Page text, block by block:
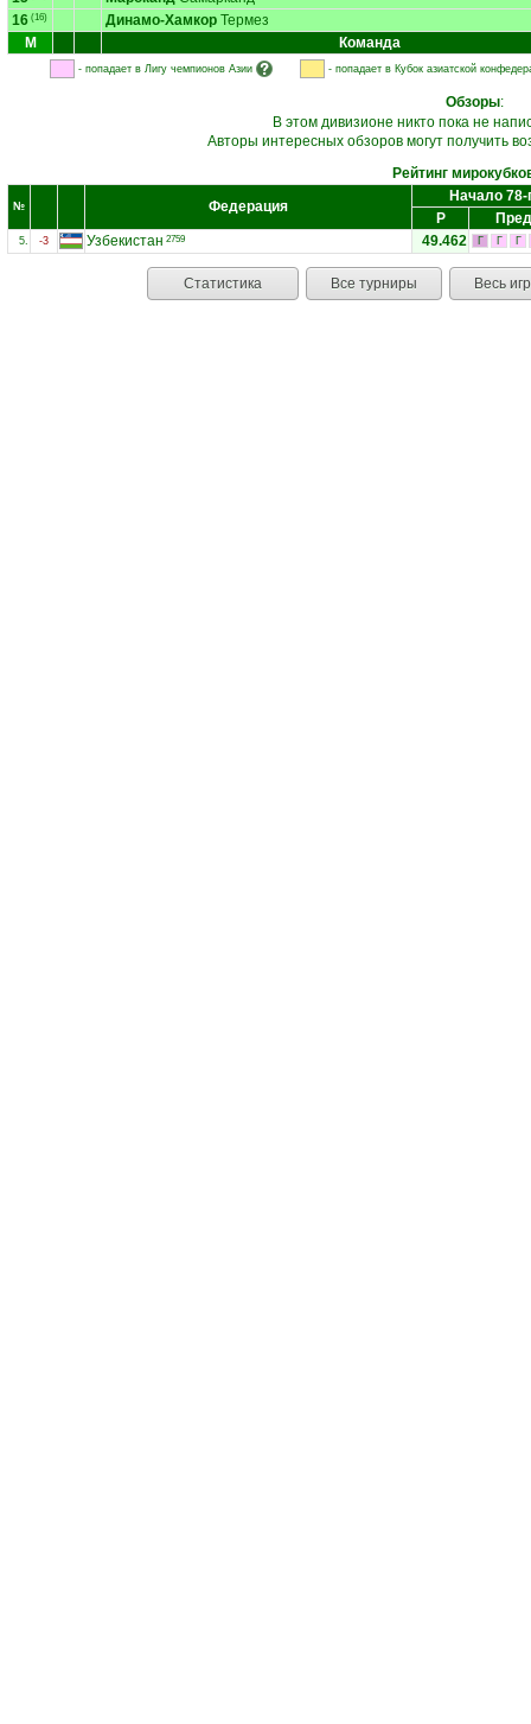
16 (16) Динамо-Хамкор Термез
М
Команда
- попадает в Лигу чемпионов Азии - попадает в Кубок азиатской
Обзоры:
В этом дивизионе никто пока не
Авторы интересных обзоров могут получить
Рейтинг
№ Федерация
Начало 78-
Р
5. -3 Узбекистан 2759 49.462 Г Г Г
Статистика Все турниры Весь